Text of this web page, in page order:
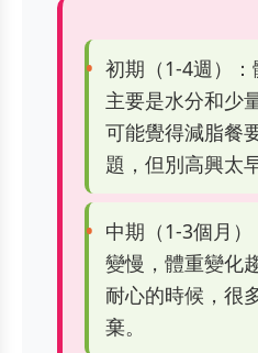
初期（1-4週）：
主要是水分和少
可能覺得減脂餐
題，但別高興太早
中期（1-3個月
變慢，體重變化
耐心的時候，很
棄。